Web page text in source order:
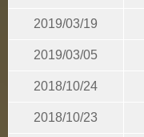
2019/03/19
2019/03/05
2018/10/24
2018/10/23